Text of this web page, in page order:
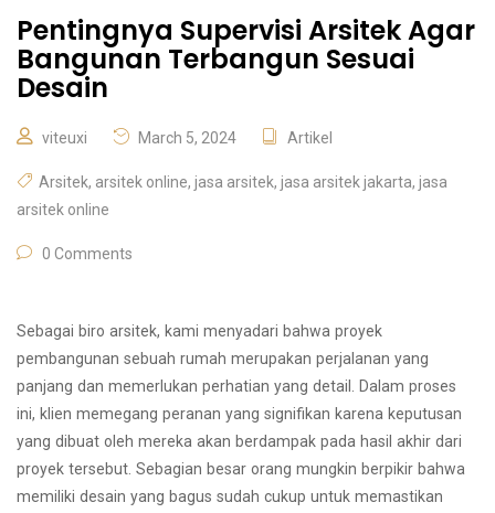
Pentingnya Supervisi Arsitek Agar
Bangunan Terbangun Sesuai
Desain
viteuxi March 5, 2024 Artikel
Arsitek, arsitek online, jasa arsitek, jasa arsitek jakarta, jasa
arsitek online
0 Comments
Sebagai biro arsitek, kami menyadari bahwa proyek
pembangunan sebuah rumah merupakan perjalanan yang
panjang dan memerlukan perhatian yang detail. Dalam proses
ini, klien memegang peranan yang signifikan karena keputusan
yang dibuat oleh mereka akan berdampak pada hasil akhir dari
proyek tersebut. Sebagian besar orang mungkin berpikir bahwa
memiliki desain yang bagus sudah cukup untuk memastikan